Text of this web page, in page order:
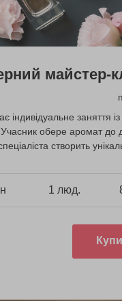
майстер-
індивідуальне заняття
обере аромат до
створить
1 люд.